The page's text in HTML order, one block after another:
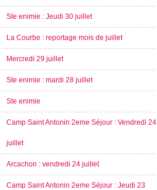
Ste enimie : Jeudi 30 juillet
La Courbe : reportage mois de juillet
Mercredi 29 juillet
Ste enimie : mardi 28 juillet
Ste enimie
Camp Saint Antonin 2eme Séjour : Vendredi 24
juillet
Arcachon : vendredi 24 juillet
Camp Saint Antonin 2eme Séjour : Jeudi 23